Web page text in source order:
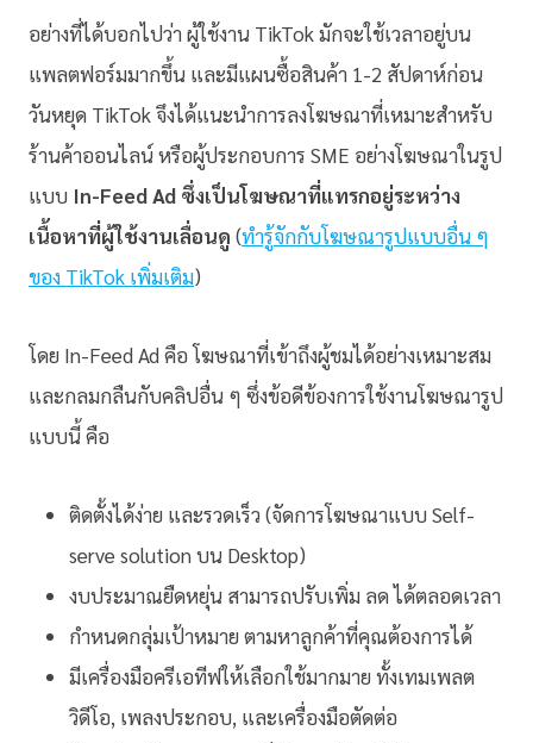
อย่างที่ได้บอกไปว่า ผู้ใช้งาน TikTok มักจะใช้เวลาอยู่บน
แพลตฟอร์มมากขึ้น และมีแผนซื้อสินค้า 1-2 สัปดาห์ก่อน
วันหยุด TikTok จึงได้แนะนำการลงโฆษณาที่เหมาะสำหรับ
ร้านค้าออนไลน์ หรือผู้ประกอบการ SME อย่างโฆษณาในรูป
แบบ In-Feed Ad ซึ่งเป็นโฆษณาที่แทรกอยู่ระหว่าง
เนื้อหาที่ผู้ใช้งานเลื่อนดู (ทำรู้จักกับโฆษณารูปแบบอื่น ๆ
ของ TikTok เพิ่มเติม)
โดย In-Feed Ad คือ โฆษณาที่เข้าถึงผู้ชมได้อย่างเหมาะสม
และกลมกลืนกับคลิปอื่น ๆ ซึ่งข้อดีข้องการใช้งานโฆษณารูป
แบบนี้ คือ
ติดตั้งได้ง่าย และรวดเร็ว (จัดการโฆษณาแบบ Self-
serve solution บน Desktop)
งบประมาณยืดหยุ่น สามารถปรับเพิ่ม ลด ได้ตลอดเวลา
กำหนดกลุ่มเป้าหมาย ตามหาลูกค้าที่คุณต้องการได้
มีเครื่องมือครีเอทีฟให้เลือกใช้มากมาย ทั้งเทมเพลต
วิดีโอ, เพลงประกอบ, และเครื่องมือตัดต่อ